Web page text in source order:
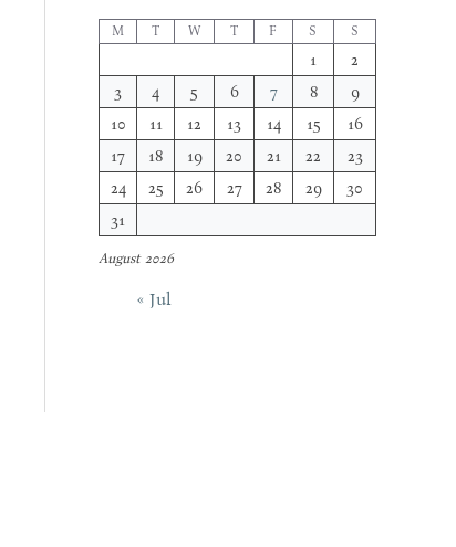
August 2026
M T W T F S S
1
2
3
4 5 6 7 8
9
10
11 12 13 14 15
16
17
18 19 20 21 22
23
24
25 26 27 28 29
30
31
« Jul